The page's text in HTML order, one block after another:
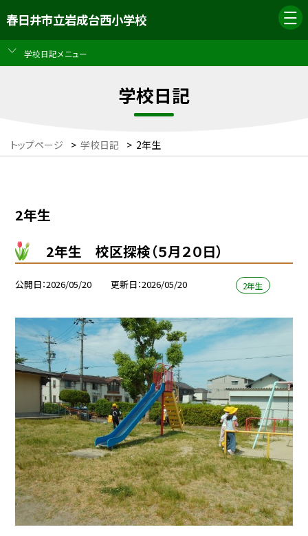
春日井市立岩成台西小学校
学校日記メニュー
学校日記
トップページ > 学校日記 > 2年生
2年生
2年生 校区探検（５月２０日）
公開日 2026/05/20 更新日 2026/05/20 2年生